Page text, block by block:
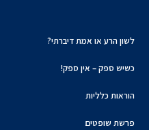
לשון הרע או אמת דיברתי?
כשיש ספק – אין ספק!
הוראות כלליות
פרשת שופטים